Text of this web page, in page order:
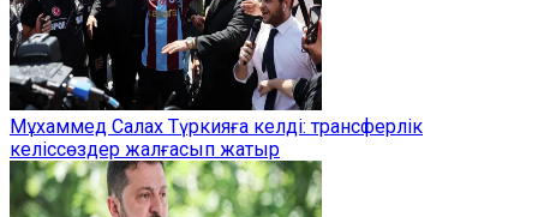
Мұхаммед Салах Түркияға келді: трансферлік
келіссөздер жалғасып жатыр